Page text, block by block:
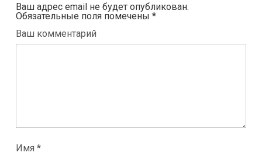
Ваш адрес email не будет опубликован.
Обязательные поля помечены *
Ваш комментарий
Имя *